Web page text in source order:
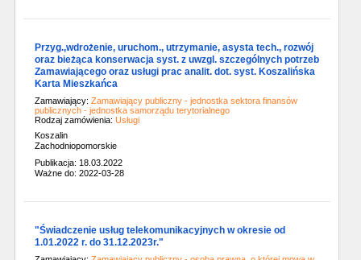
Przyg.,wdrożenie, uruchom., utrzymanie, asysta tech., rozwój
oraz bieżąca konserwacja syst. z uwzgl. szczególnych potrzeb
Zamawiającego oraz usługi prac analit. dot. syst. Koszalińska
Karta Mieszkańca
Zamawiający: Zamawiający publiczny - jednostka sektora finansów
publicznych - jednostka samorządu terytorialnego
Rodzaj zamówienia: Usługi
Koszalin
Zachodniopomorskie
Publikacja: 18.03.2022
Ważne do: 2022-03-28
"Świadczenie usług telekomunikacyjnych w okresie od
1.01.2022 r. do 31.12.2023r."